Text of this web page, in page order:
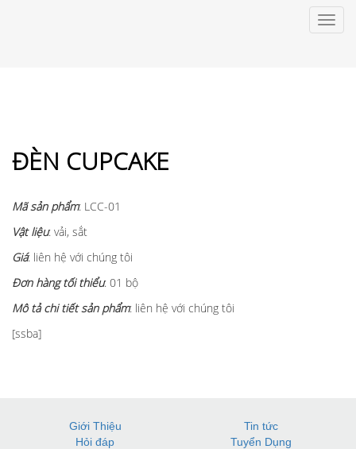
ĐÈN CUPCAKE
Mã sản phẩm: LCC-01
Vật liệu: vải, sắt
Giá: liên hệ với chúng tôi
Đơn hàng tối thiểu: 01 bộ
Mô tảchi tiết sản phẩm: liên hệ với chúng tôi
[ssba]
Giới Thiệu
Tin tức
Hỏi đáp
Tuyển Dụng